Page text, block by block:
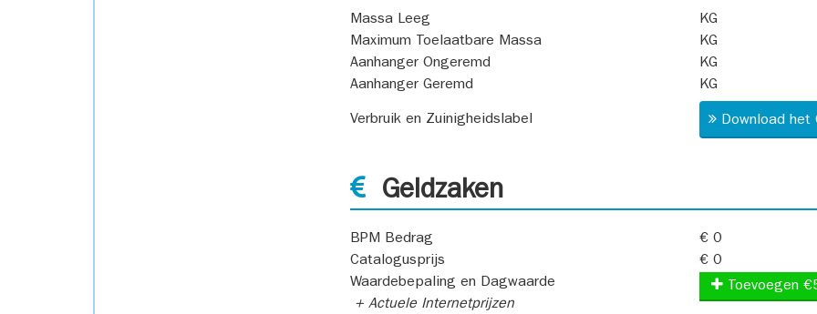
Massa Leeg
KG
Maximum Toelaatbare Massa
KG
Aanhanger Ongeremd
KG
Aanhanger Geremd
KG
Verbruik en Zuinigheidslabel Download
Geldzaken
BPM Bedrag
€ 0
Catalogusprijs
€ 0
Waardebepaling en Dagwaarde
+ Actuele Internetprijzen
Toevoegen